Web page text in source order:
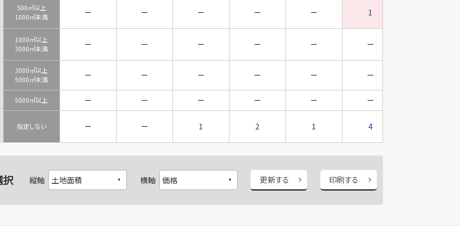
500㎡以上
1000㎡未満
－ － － － － 1
1000㎡以上
3000㎡未満
－ － － － － －
3000㎡以上
5000㎡未満
－ － － － － －
5000㎡以上 － － － － － －
指定しない － － 1 2 1 4
択 縦軸 横軸 更新する 印刷する